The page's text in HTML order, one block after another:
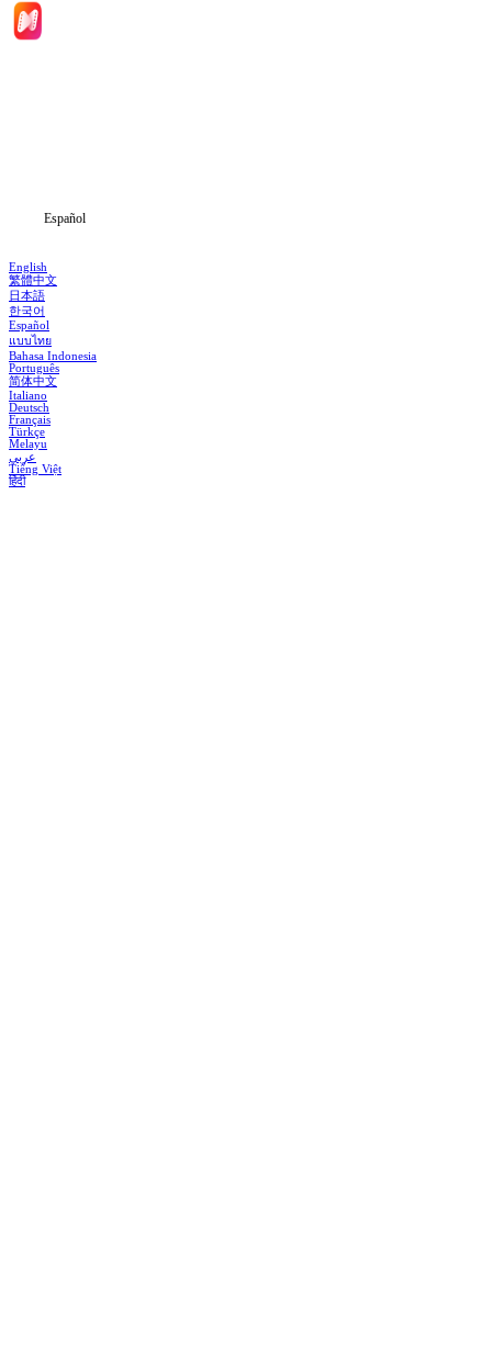
Español
English
繁體中文
日本語
한국어
Español
แบบไทย
Bahasa Indonesia
Português
简体中文
Italiano
Deutsch
Français
Türkçe
Melayu
عربي
Tiếng Việt
हिंदी